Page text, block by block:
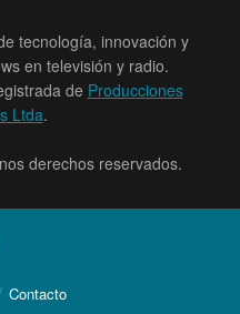
tecnología, innovación y
en televisión y radio.
de Producciones
Ltda.
derechos reservados.
Contacto